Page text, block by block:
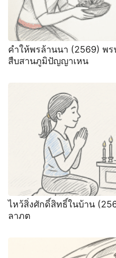
คำให้พรล้านนา (2569) พ
สืบสานภูมิปัญญาเหน
ไหว้สิ่งศักดิ์สิทธิ์ในบ้าน
ลาภต